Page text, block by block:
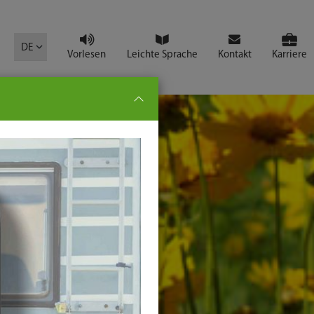
DE
Vorlesen Leichte Sprache Kontakt Karriere